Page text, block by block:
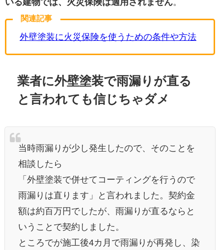
いる建物では、火災保険は適用されません。
関連記事
外壁塗装に火災保険を使うための条件や方法
業者に外壁塗装で雨漏りが直る
と言われても信じちゃダメ
当時雨漏りが少し発生したので、そのことを
相談したら
「外壁塗装で併せてコーティングを行うので
雨漏りは直ります」と言われました。契約金
額は約百万円でしたが、雨漏りが直るならと
いうことで契約しました。
ところでが施工後4カ月で雨漏りが再発し、染